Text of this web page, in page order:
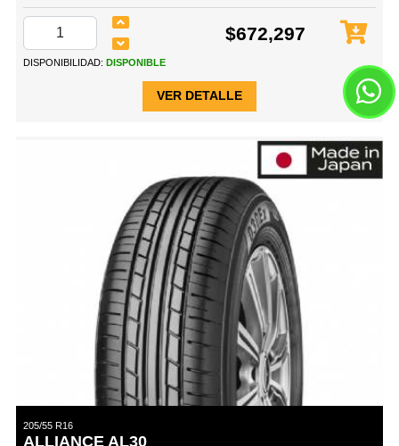
$672,297
DISPONIBILIDAD: DISPONIBLE
VER DETALLE
205/55 R16
ALLIANCE AL30